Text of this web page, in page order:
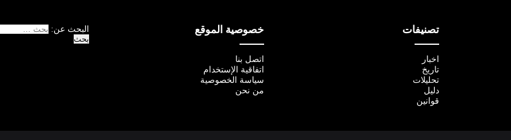
تصنيفات
اخبار
تاريخ
تحليلات
دليل
قوانين
خصوصية الموقع
اتصل بنا
اتفاقية الإستخدام
سياسة الخصوصية
من نحن
البحث عن: